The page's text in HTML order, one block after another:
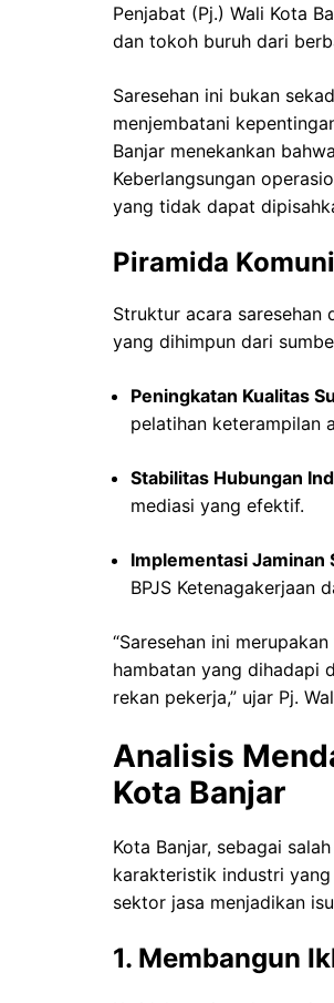
Penjabat (Pj.) Wali Kota
dan tokoh buruh dari
Saresehan ini bukan
menjembatani
Banjar menekankan
Keberlangsungan
yang tidak dapat
Piramida
Struktur acara saresehan
yang dihimpun dari
Peningkatan Kualitas
pelatihan keterampilan
Stabilitas Hubungan
mediasi yang efektif.
Implementasi Jaminan
BPJS Ketenagakerjaan
“Saresehan ini
hambatan yang dihadapi
rekan pekerja,” ujar Pj.
Analisis
Kota Banjar
Kota Banjar, sebagai
karakteristik industri
sektor jasa menjadikan
1. Membangun